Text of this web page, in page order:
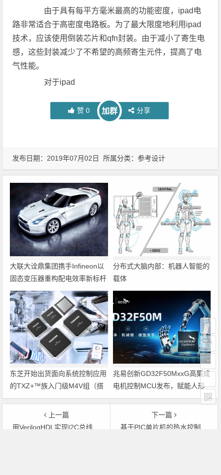
由于具有每平方毫米最高的功能密度，ipad电
路非常适合于高密度电路板。为了最大限度地利用ipad
技术，应该使用倒装芯片和qfn封装。由于减小了寄生电
感，这些封装减少了不希望的高频寄生元件，提高了电
气性能。
对于ipad
赞 0 加群 分享
发布日期：2019年07月02日 所属分类：参考设计
大联大诠鼎集团携手Infineon以
固态变压器重构配电效率新标杆
分布式大脑内部：机器人智能的
载体
东芝开始出货面向系统控制应用
的TXZ+™族入门级M4V组（搭
载Arm Cortex‑M4内核的标准微
控制器）工程样品
兆易创新GD32F50MxxG高集成
电机控制MCU发布，赋能人形
机器人关节驱动革新
上一篇
用VerilogHDL实现I2C总线功能
下一篇
基于PIC单片机的热水控制器设计